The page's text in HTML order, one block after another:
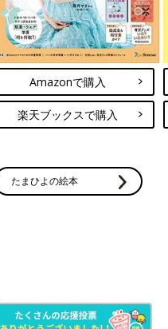
Amazonで購入
楽天ブックスで購入
たまひよの絵本